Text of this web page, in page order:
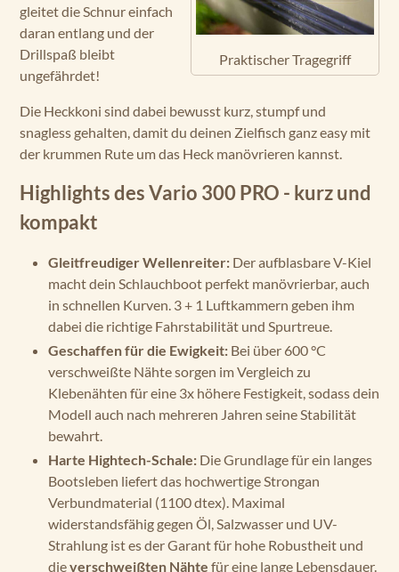
Praktischer Tragegriff
gleitet die Schnur einfach
daran entlang und der
Drillspaß bleibt
ungefährdet!
Die Heckkoni sind dabei bewusst kurz, stumpf und
snagless gehalten, damit du deinen Zielfisch ganz easy mit
der krummen Rute um das Heck manövrieren kannst.
Highlights des Vario 300 PRO - kurz und
kompakt
Gleitfreudiger Wellenreiter: Der aufblasbare V-Kiel
macht dein Schlauchboot perfekt manövrierbar, auch
in schnellen Kurven. 3 + 1 Luftkammern geben ihm
dabei die richtige Fahrstabilität und Spurtreue.
Geschaffen für die Ewigkeit: Bei über 600 °C
verschweißte Nähte sorgen im Vergleich zu
Klebenähten für eine 3x höhere Festigkeit, sodass dein
Modell auch nach mehreren Jahren seine Stabilität
bewahrt.
Harte Hightech-Schale: Die Grundlage für ein langes
Bootsleben liefert das hochwertige Strongan
Verbundmaterial (1100 dtex). Maximal
widerstandsfähig gegen Öl, Salzwasser und UV-
Strahlung ist es der Garant für hohe Robustheit und
dieverschweißten Nähte für eine lange Lebensdauer.